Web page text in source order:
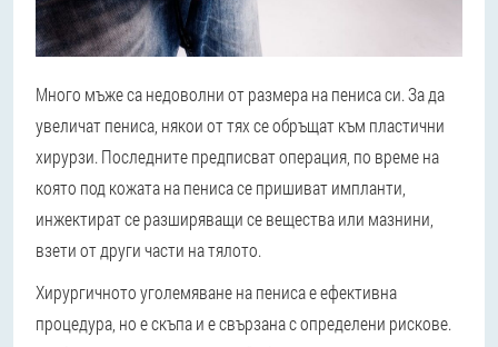
Много мъже са недоволни от размера на пениса си. За да
увеличат пениса, някои от тях се обръщат към пластични
хирурзи. Последните предписват операция, по време на
която под кожата на пениса се пришиват импланти,
инжектират се разширяващи се вещества или мазнини,
взети от други части на тялото.
Хирургичното уголемяване на пениса е ефективна
процедура, но е скъпа и е свързана с определени рискове.